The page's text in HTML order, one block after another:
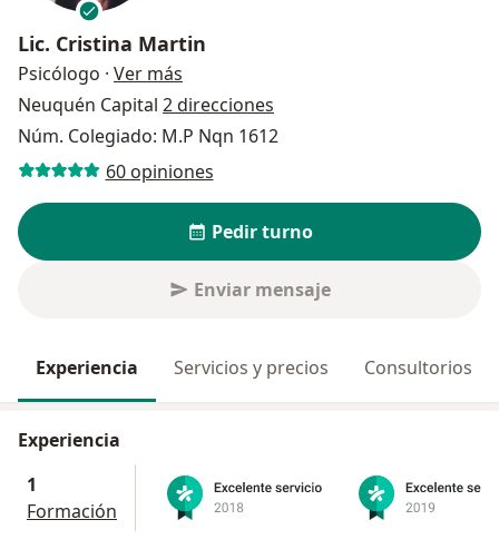
Lic. Cristina Martin
Psicólogo · Ver más
Neuquén Capital 2 direcciones
Núm. Colegiado: M.P Nqn 1612
60 opiniones
Pedir turno
Enviar mensaje
Experiencia Servicios y precios Consultorios
Experiencia
1
Formación